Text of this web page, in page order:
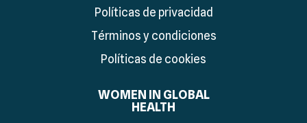
Políticas de privacidad
Términos y condiciones
Políticas de cookies
WOMEN IN GLOBAL
HEALTH